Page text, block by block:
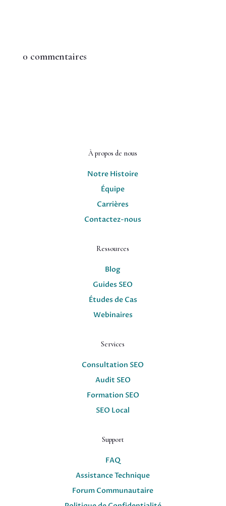
0 commentaires
À propos de nous
Notre Histoire
Équipe
Carrières
Contactez-nous
Ressources
Blog
Guides SEO
Études de Cas
Webinaires
Services
Consultation SEO
Audit SEO
Formation SEO
SEO Local
Support
FAQ
Assistance Technique
Forum Communautaire